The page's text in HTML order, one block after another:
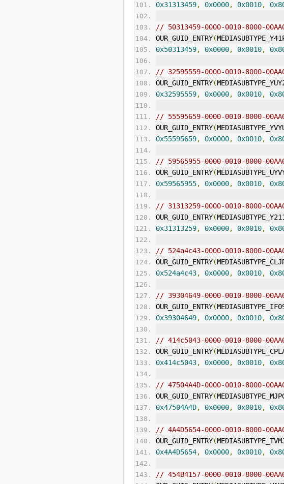
0x31313459, 0x0000, 0x0010,
// 50313459-0000-0010-8000-
OUR_GUID_ENTRY(
0x50313459, 0x0000, 0x0010,
// 32595559-0000-0010-8000-
OUR_GUID_ENTRY(
0x32595559, 0x0000, 0x0010,
// 55595659-0000-0010-8000-
OUR_GUID_ENTRY(
0x55595659, 0x0000, 0x0010,
// 59565955-0000-0010-8000-
OUR_GUID_ENTRY(
0x59565955, 0x0000, 0x0010,
// 31313259-0000-0010-8000-
OUR_GUID_ENTRY(
0x31313259, 0x0000, 0x0010,
// 524a4c43-0000-0010-8000-
OUR_GUID_ENTRY(
0x524a4c43, 0x0000, 0x0010,
// 39304649-0000-0010-8000-
OUR_GUID_ENTRY(
0x39304649, 0x0000, 0x0010,
// 414c5043-0000-0010-8000-
OUR_GUID_ENTRY(
0x414c5043, 0x0000, 0x0010,
// 47504A4D-0000-0010-8000-
OUR_GUID_ENTRY(
0x47504A4D, 0x0000, 0x0010,
// 4A4D5654-0000-0010-8000-
OUR_GUID_ENTRY(
0x4A4D5654, 0x0000, 0x0010,
// 454B4157-0000-0010-8000-